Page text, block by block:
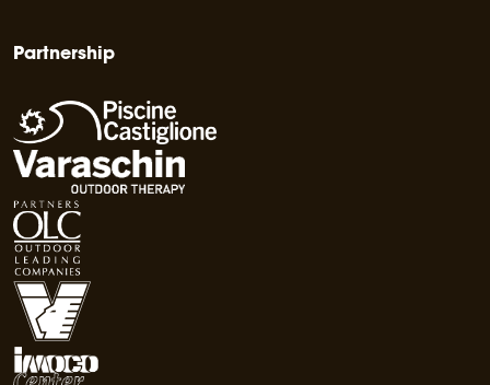
Partnership